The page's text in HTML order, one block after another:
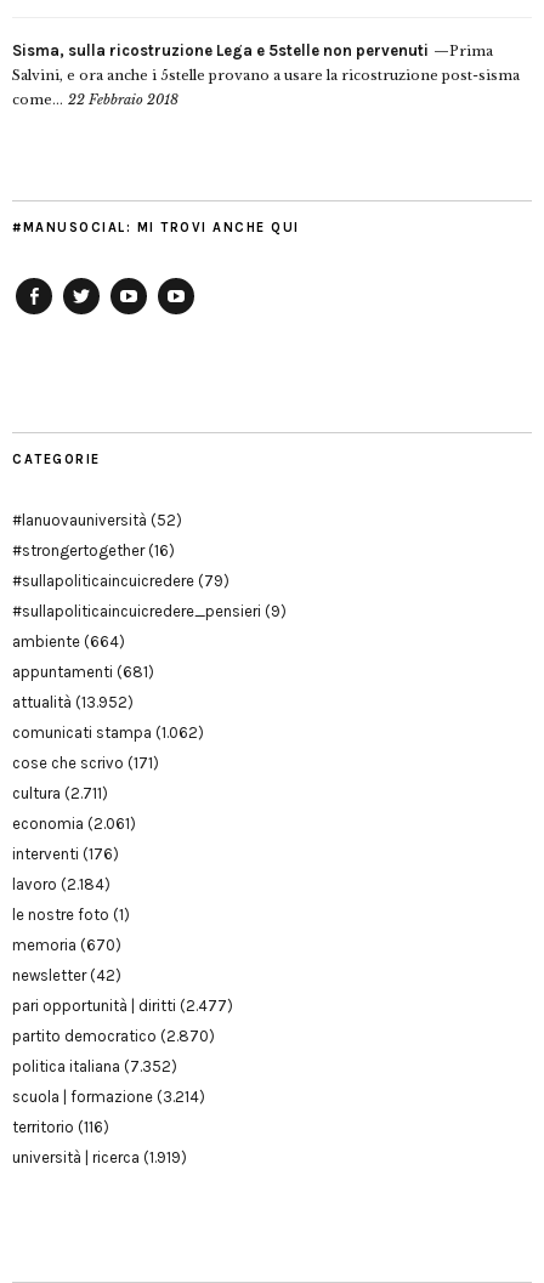
Sisma, sulla ricostruzione Lega e 5stelle non pervenuti
Prima
Salvini, e ora anche i 5stelle provano a usare la ricostruzione post-sisma
come... 22 Febbraio 2018
#MANUSOCIAL: MI TROVI ANCHE QUI
CATEGORIE
#lanuovauniversità (52)
#strongertogether(16)
#sullapoliticaincuicredere (79)
#sullapoliticaincuicredere_pensieri (9)
ambiente (664)
appuntamenti (681)
attualità (13.952)
comunicati stampa (1.062)
cose che scrivo (171)
cultura (2.711)
economia (2.061)
interventi (176)
lavoro (2.184)
le nostre foto (1)
memoria (670)
newsletter(42)
pari opportunità | diritti (2.477)
partito democratico (2.870)
politica italiana (7.352)
scuola | formazione (3.214)
territorio (116)
università | ricerca (1.919)